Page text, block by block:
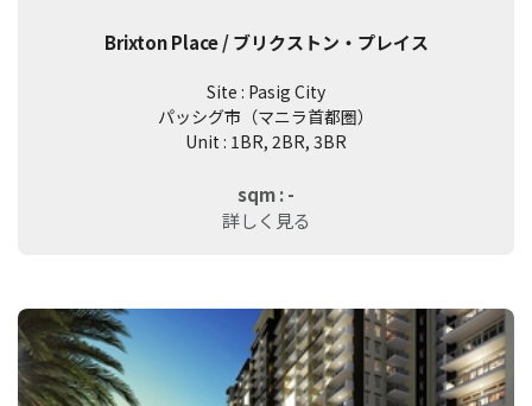
Brixton Place / ブリクストン・プレイス
Site : Pasig City
パッシグ市（マニラ首都圏）
Unit : 1BR, 2BR, 3BR
sqm : -
詳しく見る